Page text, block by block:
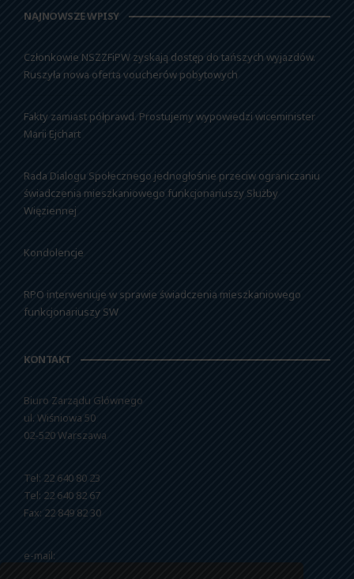
NAJNOWSZE WPISY
Członkowie NSZZFiPW zyskają dostęp do tańszych wyjazdów.
Ruszyła nowa oferta voucherów pobytowych
Fakty zamiast półprawd. Prostujemy wypowiedzi wiceminister
Marii Ejchart
Rada Dialogu Społecznego jednogłośnie przeciw ograniczaniu
świadczenia mieszkaniowego funkcjonariuszy Służby
Więziennej
Kondolencje
RPO interweniuje w sprawie świadczenia mieszkaniowego
funkcjonariuszy SW
KONTAKT
Biuro Zarządu Głównego
ul. Wiśniowa 50
02-520 Warszawa
Tel: 22 640 80 23
Tel: 22 640 82 67
Fax: 22 849 82 30
e-mail: